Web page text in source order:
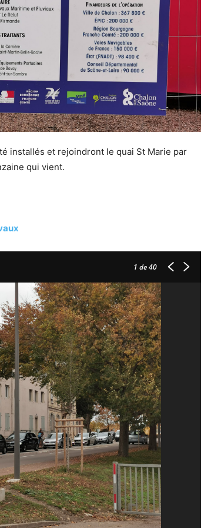
installés et rejoindront le quai St Marie par
qui vient.
1 de 40